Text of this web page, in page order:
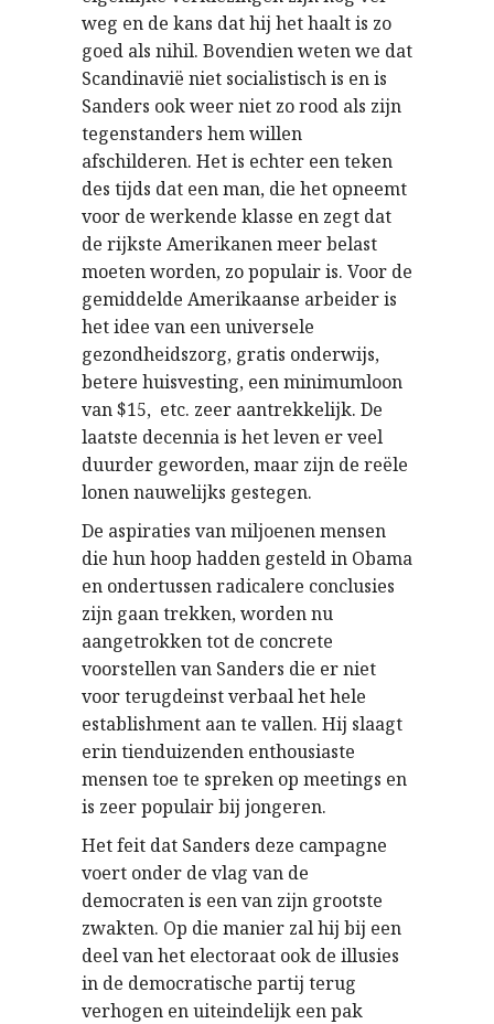
weg en de kans dat hij het haalt is zo
goed als nihil. Bovendien weten we dat
Scandinavië niet socialistisch is en is
Sanders ook weer niet zo rood als zijn
tegenstanders hem willen
afschilderen. Het is echter een teken
des tijds dat een man, die het opneemt
voor de werkende klasse en zegt dat
de rijkste Amerikanen meer belast
moeten worden, zo populair is. Voor de
gemiddelde Amerikaanse arbeider is
het idee van een universele
gezondheidszorg, gratis onderwijs,
betere huisvesting, een minimumloon
van $15, etc. zeer aantrekkelijk. De
laatste decennia is het leven er veel
duurder geworden, maar zijn de reële
lonen nauwelijks gestegen.
De aspiraties van miljoenen mensen
die hun hoop hadden gesteld in Obama
en ondertussen radicalere conclusies
zijn gaan trekken, worden nu
aangetrokken tot de concrete
voorstellen van Sanders die er niet
voor terugdeinst verbaal het hele
establishment aan te vallen. Hij slaagt
erin tienduizenden enthousiaste
mensen toe te spreken op meetings en
is zeer populair bij jongeren.
Het feit dat Sanders deze campagne
voert onder de vlag van de
democraten is een van zijn grootste
zwakten. Op die manier zal hij bij een
deel van het electoraat ook de illusies
in de democratische partij terug
verhogen en uiteindelijk een pak